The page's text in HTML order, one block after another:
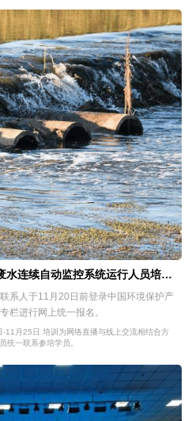
关于举办2024年第八十六期污废水连续自动监控系统运行人员培训班的通知
系人于11月20日前登录中国环境保护产
栏进行网上统一报名。
11月25日 培训为网络直播与线上交流相结合方
统一联系参培学员。